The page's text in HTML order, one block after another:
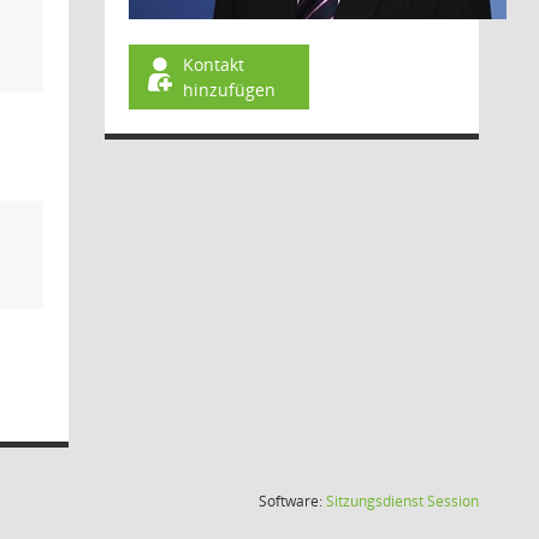
Kontakt
hinzufügen
Software:SitzungsdienstSession(Wird in